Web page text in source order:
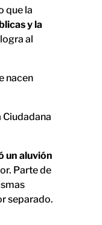
que la
y la
al
nacen
Ciudadana
un aluvión
Parte de
separado.